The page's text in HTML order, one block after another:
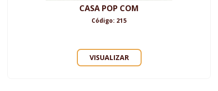
CASA POP COM
Código: 215
VISUALIZAR